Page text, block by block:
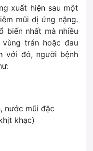
xuất hiện sau một
mũi dị ứng nặng.
biến nhất mà nhiều
trán hoặc đau
với đó, người bệnh
nước mũi đặc
khạc)